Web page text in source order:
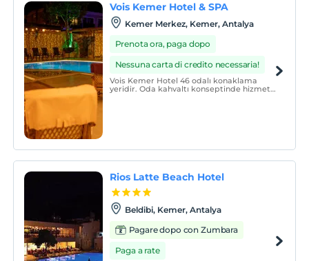
Vois Kemer Hotel & SPA
Kemer Merkez, Kemer, Antalya
Prenota ora, paga dopo
Nessuna carta di credito necessaria!
Vois Kemer Hotel 46 odalı konaklama
yeridir. Oda kahvaltı konseptinde hizmet
Rios Latte Beach Hotel
Beldibi, Kemer, Antalya
Pagare dopo con Zumbara
Paga a rate